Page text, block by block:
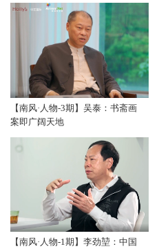
【南风·人物-3期】吴泰：书斋画
案即广阔天地
【南风·人物-1期】李劲堃：中国